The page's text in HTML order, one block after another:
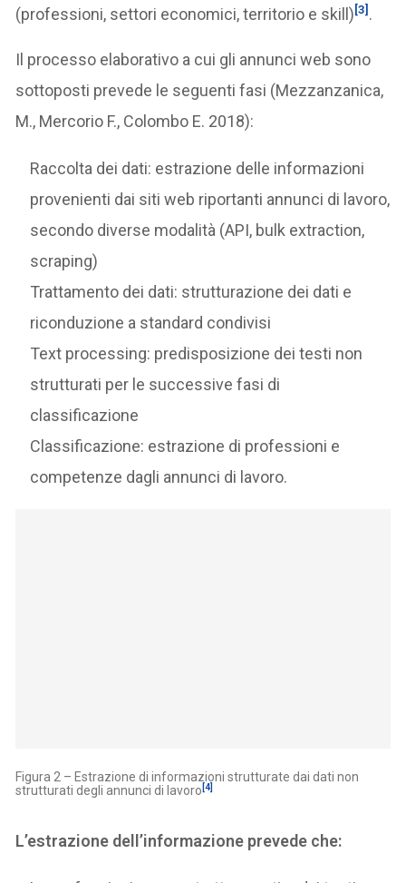
(professioni, settori economici, territorio e skill)[3] .
Il processo elaborativo a cui gli annunci web sono
sottoposti prevede le seguenti fasi (Mezzanzanica,
M., Mercorio F., Colombo E. 2018):
Raccolta dei dati: estrazione delle informazioni
provenienti dai siti web riportanti annunci di lavoro,
secondo diverse modalità (API, bulk extraction,
scraping)
Trattamento dei dati: strutturazione dei dati e
riconduzione a standard condivisi
Text processing: predisposizione dei testi non
strutturati per le successive fasi di
classificazione
Classificazione: estrazione di professioni e
competenze dagli annunci di lavoro.
Figura 2 – Estrazione di informazioni strutturate dai dati non
strutturati degli annunci di lavoro[4]
L’estrazione dell’informazione prevede che: